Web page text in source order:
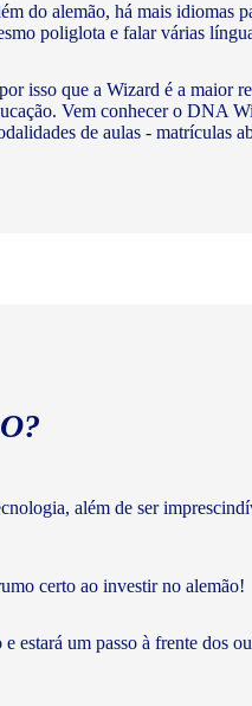
do alemão, há mais idiomas
poliglota e falar várias
isso que a Wizard é a maior
Vem conhecer o DNA
de aulas - matrículas
além de ser
certo ao investir no alemão!
estará um passo à frente